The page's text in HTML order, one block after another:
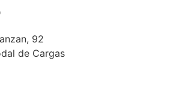
92
de Cargas